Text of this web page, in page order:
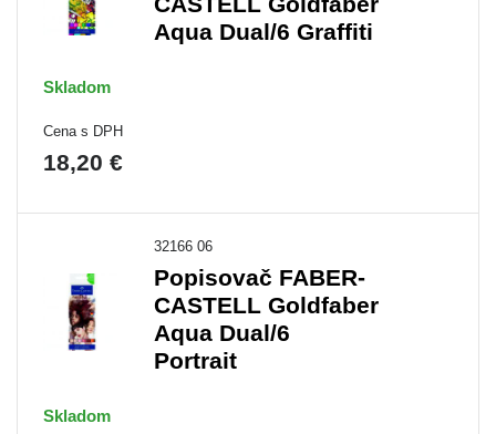
Aqua Dual/6 Graffiti
Skladom
Cena s DPH
18,20 €
32166 06
Popisovač FABER-
CASTELL Goldfaber
Aqua Dual/6
Portrait
Skladom